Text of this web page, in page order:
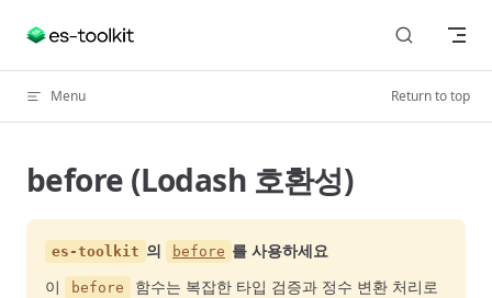
Skip to content
Menu Return to top
before (Lodash 호환성)
es-toolkit 의 before 를 사용하세요
이
before
함수는 복잡한 타입 검증과 정수 변환 처리로